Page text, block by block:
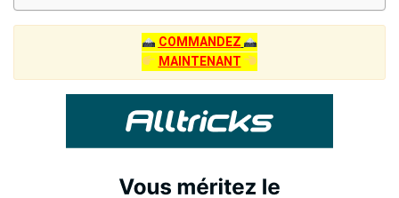
COMMANDEZ
MAINTENANT